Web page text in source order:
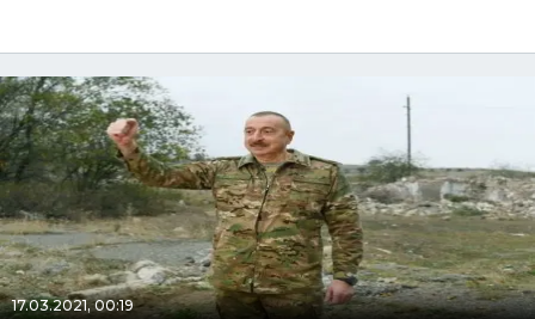
17.03.2021, 00:19